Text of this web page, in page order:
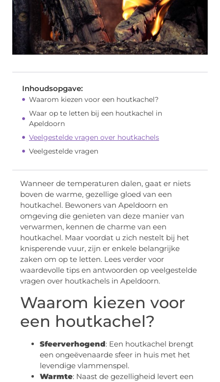
Inhoudsopgave:
Waarom kiezen voor een houtkachel?
Waar op te letten bij een houtkachel in
Apeldoorn
Veelgestelde vragen over houtkachels
Veelgestelde vragen
Wanneer de temperaturen dalen, gaat er niets
boven de warme, gezellige gloed van een
houtkachel. Bewoners van Apeldoorn en
omgeving die genieten van deze manier van
verwarmen, kennen de charme van een
houtkachel. Maar voordat u zich nestelt bij het
knisperende vuur, zijn er enkele belangrijke
zaken om op te letten. Lees verder voor
waardevolle tips en antwoorden op veelgestelde
vragen over houtkachels in Apeldoorn.
Waarom kiezen voor
een houtkachel?
Sfeerverhogend: Een houtkachel brengt
een ongeëvenaarde sfeer in huis met het
levendige vlammenspel.
Warmte: Naast de gezelligheid levert een